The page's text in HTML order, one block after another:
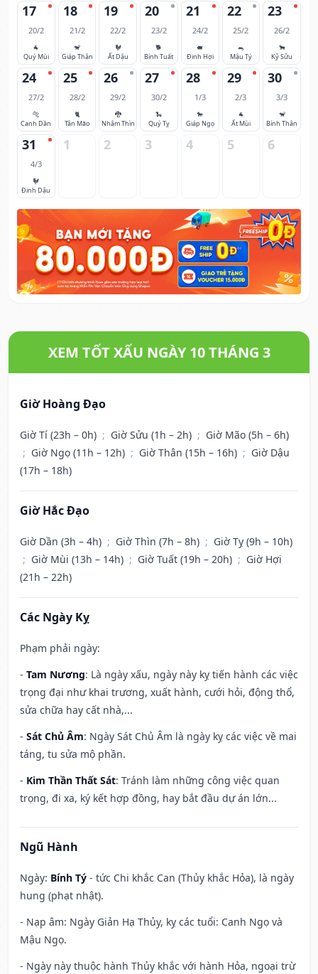
17
20/2
🐐
Quý Mùi
18
21/2
🐒
Giáp Thân
19
22/2
🐓
Ất Dậu
20
23/2
🐕
Bính Tuất
21
24/2
🐖
Đinh Hợi
22
25/2
🐀
Mậu Tý
23
26/2
🐂
Kỷ Sửu
24
27/2
🐅
Canh Dần
25
28/2
🐈
Tân Mão
26
29/2
🐉
Nhâm Thìn
27
30/2
🐍
Quý Tỵ
28
1/3
🐎
Giáp Ngọ
29
2/3
🐐
Ất Mùi
30
3/3
🐒
Bính Thân
31
4/3
🐓
Đinh Dậu
1 2 3 4 5 6
XEM TỐT XẤU NGÀY 10 THÁNG 3
Giờ Hoàng Đạo
Giờ Tí (23h – 0h) ; Giờ Sửu (1h – 2h) ; Giờ Mão (5h – 6h)
; Giờ Ngọ (11h – 12h) ; Giờ Thân (15h – 16h) ; Giờ Dậu
(17h – 18h)
Giờ Hắc Đạo
Giờ Dần (3h – 4h) ; Giờ Thìn (7h – 8h) ; Giờ Tỵ (9h – 10h)
; Giờ Mùi (13h – 14h) ; Giờ Tuất (19h – 20h) ; Giờ Hợi
(21h – 22h)
Các Ngày Kỵ
Phạm phải ngày:
- Tam Nương: Là ngày xấu, ngày này kỵ tiến hành các việc
trọng đại như khai trương, xuất hành, cưới hỏi, động thổ,
sửa chữa hay cất nhà,...
- Sát Chủ Âm: Ngày Sát Chủ Âm là ngày kỵ các việc về mai
táng, tu sửa mộ phần.
- Kim Thần Thất Sát: Tránh làm những công việc quan
trọng, đi xa, ký kết hợp đồng, hay bắt đầu dự án lớn...
Ngũ Hành
Ngày: Bính Tý - tức Chi khắc Can (Thủy khắc Hỏa), là ngày
hung (phạt nhật).
- Nạp âm: Ngày Giản Hạ Thủy, kỵ các tuổi: Canh Ngọ và
Mậu Ngọ.
- Ngày này thuộc hành Thủy khắc với hành Hỏa, ngoại trừ